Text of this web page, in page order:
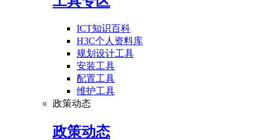
ICT知识百科
H3C个人资料库
规划设计工具
安装工具
配置工具
维护工具
政策动态
政策动态